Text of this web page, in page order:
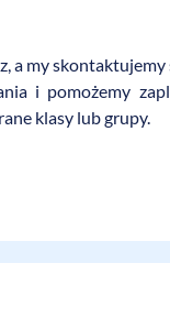
a my
i pomożemy
klasy lub grupy.